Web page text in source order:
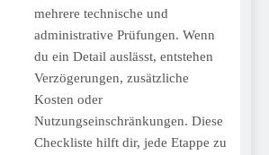
mehrere technische und
administrative Prüfungen. Wenn
du ein Detail auslässt, entstehen
Verzögerungen, zusätzliche
Kosten oder
Nutzungseinschränkungen. Diese
Checkliste hilft dir, jede Etappe zu